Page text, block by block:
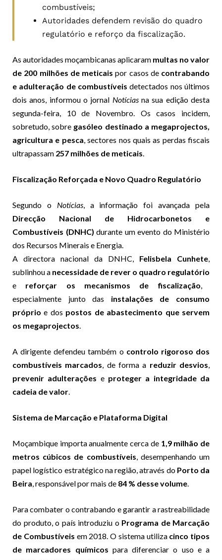
combustíveis;
Autoridades defendem revisão do quadro
regulatório e reforço da fiscalização.
As autoridades moçambicanas aplicaram multas no valor
de 200 milhões de meticais por casos de contrabando
e adulteração de combustíveis detectados nos últimos
dois anos, informou o jornal Notíciasna sua edição desta
segunda-feira, 10 de Novembro. Os casos incidem,
sobretudo, sobre gasóleo destinado a megaprojectos,
agricultura e pesca, sectores nos quais as perdas fiscais
ultrapassam 257 milhões de meticais.
Fiscalização Reforçada e Novo Quadro Regulatório
Segundo o Notícias, a informação foi avançada pela
Direcção Nacional de Hidrocarbonetos e
Combustíveis (DNHC) durante um evento do Ministério
dos Recursos Minerais e Energia.
A directora nacional da DNHC, Felisbela Cunhete,
sublinhou a necessidade de rever o quadro regulatório
e reforçar os mecanismos de fiscalização,
especialmente junto das instalações de consumo
próprio e dos postos de abastecimento que servem
os megaprojectos.
A dirigente defendeu também o controlo rigoroso dos
combustíveis marcados, de forma a reduzir desvios,
prevenir adulterações e proteger a integridade da
cadeia de valor.
Sistema de Marcação e Plataforma Digital
Moçambique importa anualmente cerca de 1,9 milhão de
metros cúbicos de combustíveis, desempenhando um
papel logístico estratégico na região, através do Porto da
Beira, responsável por mais de 84 % desse volume.
Para combater o contrabando e garantir a rastreabilidade
do produto, o país introduziu o Programa de Marcação
de Combustíveis em 2018. O sistema utiliza cinco tipos
de marcadores químicos para diferenciar o uso e a